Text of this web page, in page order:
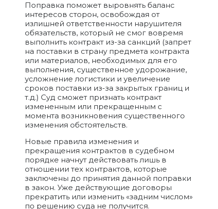
Поправка поможет выровнять баланс
интересов сторон, освобождая от
излишней ответственности нарушителя
обязательств, который не смог вовремя
выполнить контракт из-за санкций (запрет
на поставки в страну предмета контракта
или материалов, необходимых для его
выполнения, существенное удорожание,
усложнение логистики и увеличение
сроков поставки из-за закрытых границ и
т.д.) Суд сможет признать контракт
измененным или прекращенным с
момента возникновения существенного
изменения обстоятельств.
Новые правила изменения и
прекращения контрактов в судебном
порядке начнут действовать лишь в
отношении тех контрактов, которые
заключены до принятия данной поправки
в закон. Уже действующие договоры
прекратить или изменить «задним числом»
по решению суда не получится.